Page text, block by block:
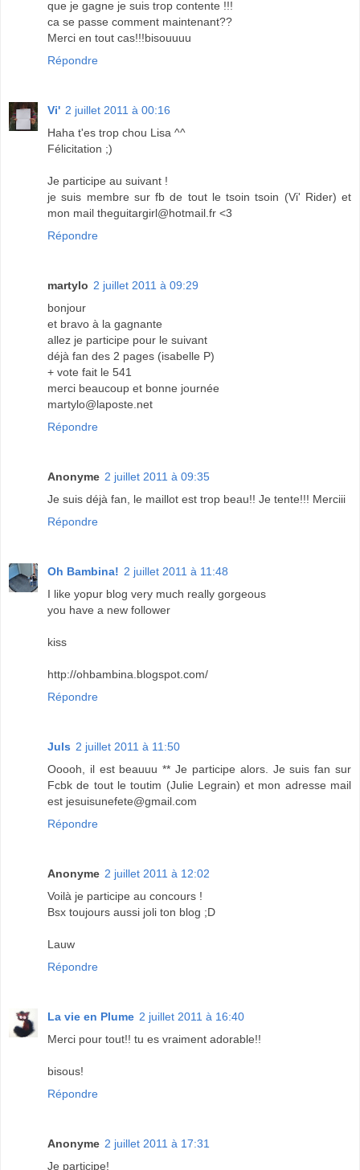
que je gagne je suis trop contente !!!
ca se passe comment maintenant??
Merci en tout cas!!!bisouuuu
Répondre
Vi' 2 juillet 2011 à 00:16
Haha t'es trop chou Lisa ^^
Félicitation ;)
Je participe au suivant !
je suis membre sur fb de tout le tsoin tsoin (Vi' Rider) et
mon mail theguitargirl@hotmail.fr <3
Répondre
martylo 2 juillet 2011 à 09:29
bonjour
et bravo à la gagnante
allez je participe pour le suivant
déjà fan des 2 pages (isabelle P)
+ vote fait le 541
merci beaucoup et bonne journée
martylo@laposte.net
Répondre
Anonyme 2 juillet 2011 à 09:35
Je suis déjà fan, le maillot est trop beau!! Je tente!!! Merciii
Répondre
Oh Bambina! 2 juillet 2011 à 11:48
I like yopur blog very much really gorgeous
you have a new follower
kiss
http://ohbambina.blogspot.com/
Répondre
Juls 2 juillet 2011 à 11:50
Ooooh, il est beauuu ** Je participe alors. Je suis fan sur
Fcbk de tout le toutim (Julie Legrain) et mon adresse mail
est jesuisunefete@gmail.com
Répondre
Anonyme 2 juillet 2011 à 12:02
Voilà je participe au concours !
Bsx toujours aussi joli ton blog ;D
Lauw
Répondre
La vie en Plume 2 juillet 2011 à 16:40
Merci pour tout!! tu es vraiment adorable!!
bisous!
Répondre
Anonyme 2 juillet 2011 à 17:31
Je participe!